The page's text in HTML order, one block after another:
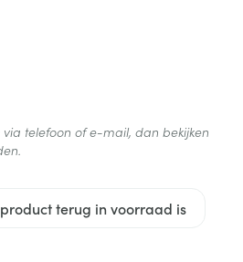
image
terug in voorraad is
telefoon of e-mail, dan bekijken